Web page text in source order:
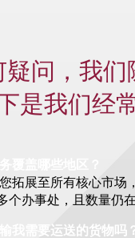
疑问，我
是我们经
拓展至所有核心市场
个办事处，且数量仍
输我需要运送的货物吗